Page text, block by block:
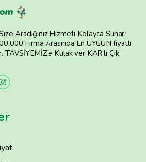
Size Aradığınız Hizmeti Kolayca Sunar
Firma Arasında En UYGUN fiyatlı
Kulak ver KAR’lı Çık.